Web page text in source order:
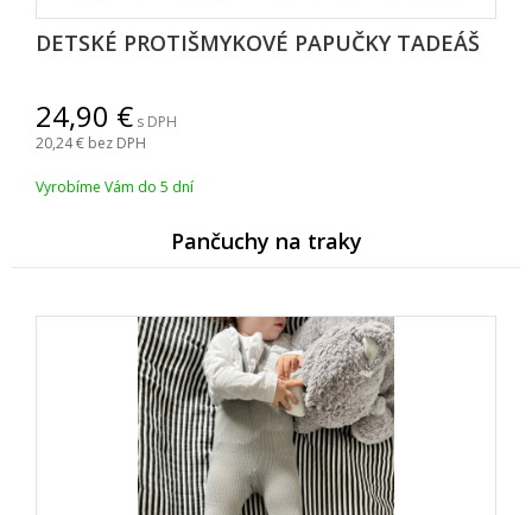
DETSKÉ PROTIŠMYKOVÉ PAPUČKY TADEÁ
24,90
s DPH
20,24 bez DPH
Vyrobíme Vám do 5 dní
Pančuchy na traky